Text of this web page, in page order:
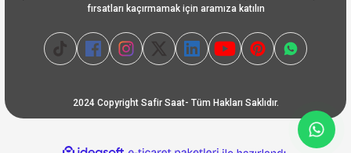
fırsatları kaçırmamak için aramıza katılın
2024 Copyright Safir Saat- Tüm Hakları Saklıdır.